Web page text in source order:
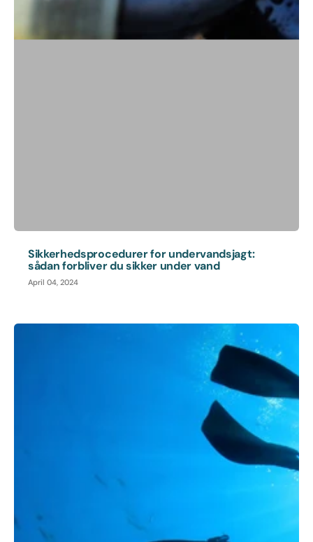
Sikkerhedsprocedurer for undervandsjagt:
sådan forbliver du sikker under vand
April 04, 2024